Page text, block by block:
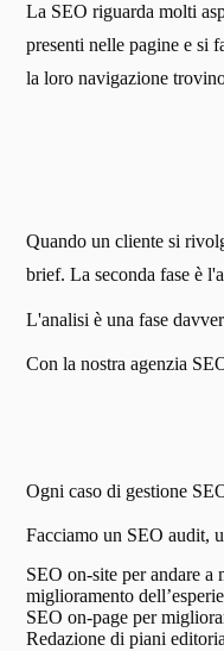
La SEO riguarda molti
presenti nelle pagine e si
la loro navigazione
Quando un cliente si
brief. La seconda fase è
L'analisi è una fase
Con la nostra agenzia
Ogni caso di gestione
Facciamo un SEO audit,
SEO on-site per andare
miglioramento
SEO on-page per
Redazione di piani